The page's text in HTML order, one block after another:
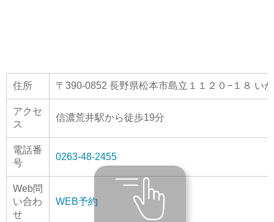
住所 〒390-0852 長野県松本市島立１１２０−１８ い
アクセ
ス
信濃荒井駅から徒歩19分
電話番
号
0263-48-2455
Web問
い合わ
せ
WEB予約